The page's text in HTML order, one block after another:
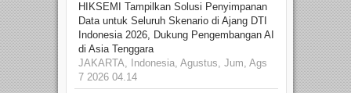
HIKSEMI Tampilkan Solusi Penyimpanan
Data untuk Seluruh Skenario di Ajang DTI
Indonesia 2026, Dukung Pengembangan AI
di Asia Tenggara
JAKARTA, Indonesia, Agustus, Jum, Ags
7 2026 04.14